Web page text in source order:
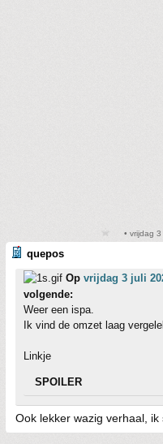
• vrijdag
quepos
Op vrijdag 3 juli
volgende:
Weer een ispa.
Ik vind de omzet laag
Linkje
SPOILER
Ook lekker wazig verhaal, ik